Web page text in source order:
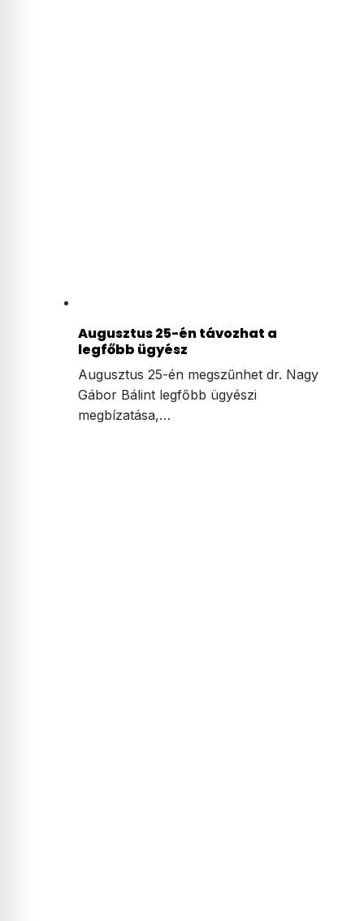
Augusztus 25-én távozhat a
legfőbb ügyész
Augusztus 25-én megszűnhet dr. Nagy
Gábor Bálint legfőbb ügyészi
megbízatása,…